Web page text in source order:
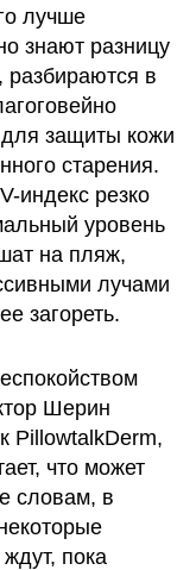
лучше
знают разницу
разбираются в
защиты кожи
старения.
индекс резко
уровень
на пляж,
лучами
загореть.
Шерин
PillowtalkDerm,
что может
словам, в
пока